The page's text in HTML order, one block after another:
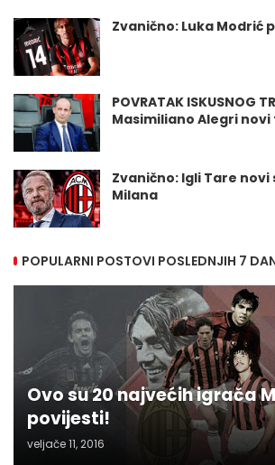
Zvanično: Luka Modrić
POVRATAK ISKUSNOG
Masimiliano Alegri
Zvanično: Igli Tare
Milana
POPULARNI POSTOVI POSLEDNJIH 7
Ovo su 20 najvećih igrača
povijesti!
veljače 11, 2016